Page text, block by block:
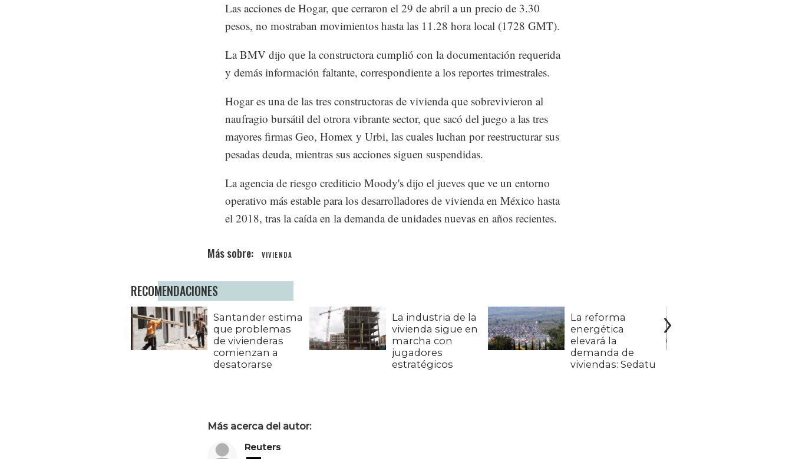
Las acciones de Hogar, que cerraron el 29 de abril a un precio de 3.30
pesos, no mostraban movimientos hasta las 11.28 hora local (1728 GMT).
La BMV dijo que la constructora cumplió con la documentación requerida
y demás información faltante, correspondiente a los reportes trimestrales.
Hogar es una de las tres constructoras de vivienda que sobrevivieron al
naufragio bursátil del otrora vibrante sector, que sacó del juego a las tres
mayores firmas Geo, Homex y Urbi, las cuales luchan por reestructurar sus
pesadas deuda, mientras sus acciones siguen suspendidas.
La agencia de riesgo crediticio Moody's dijo el jueves que ve un entorno
operativo más estable para los desarrolladores de vivienda en México hasta
el 2018, tras la caída en la demanda de unidades nuevas en años recientes.
VIVIENDA
RECOMENDACIONES
Santander estima
que problemas
de vivienderas
comienzan a
desatorarse
La industria de la
vivienda sigue en
marcha con
jugadores
estratégicos
La reforma
energética
elevará la
demanda de
viviendas: Sedatu
Más acerca del autor:
Reuters